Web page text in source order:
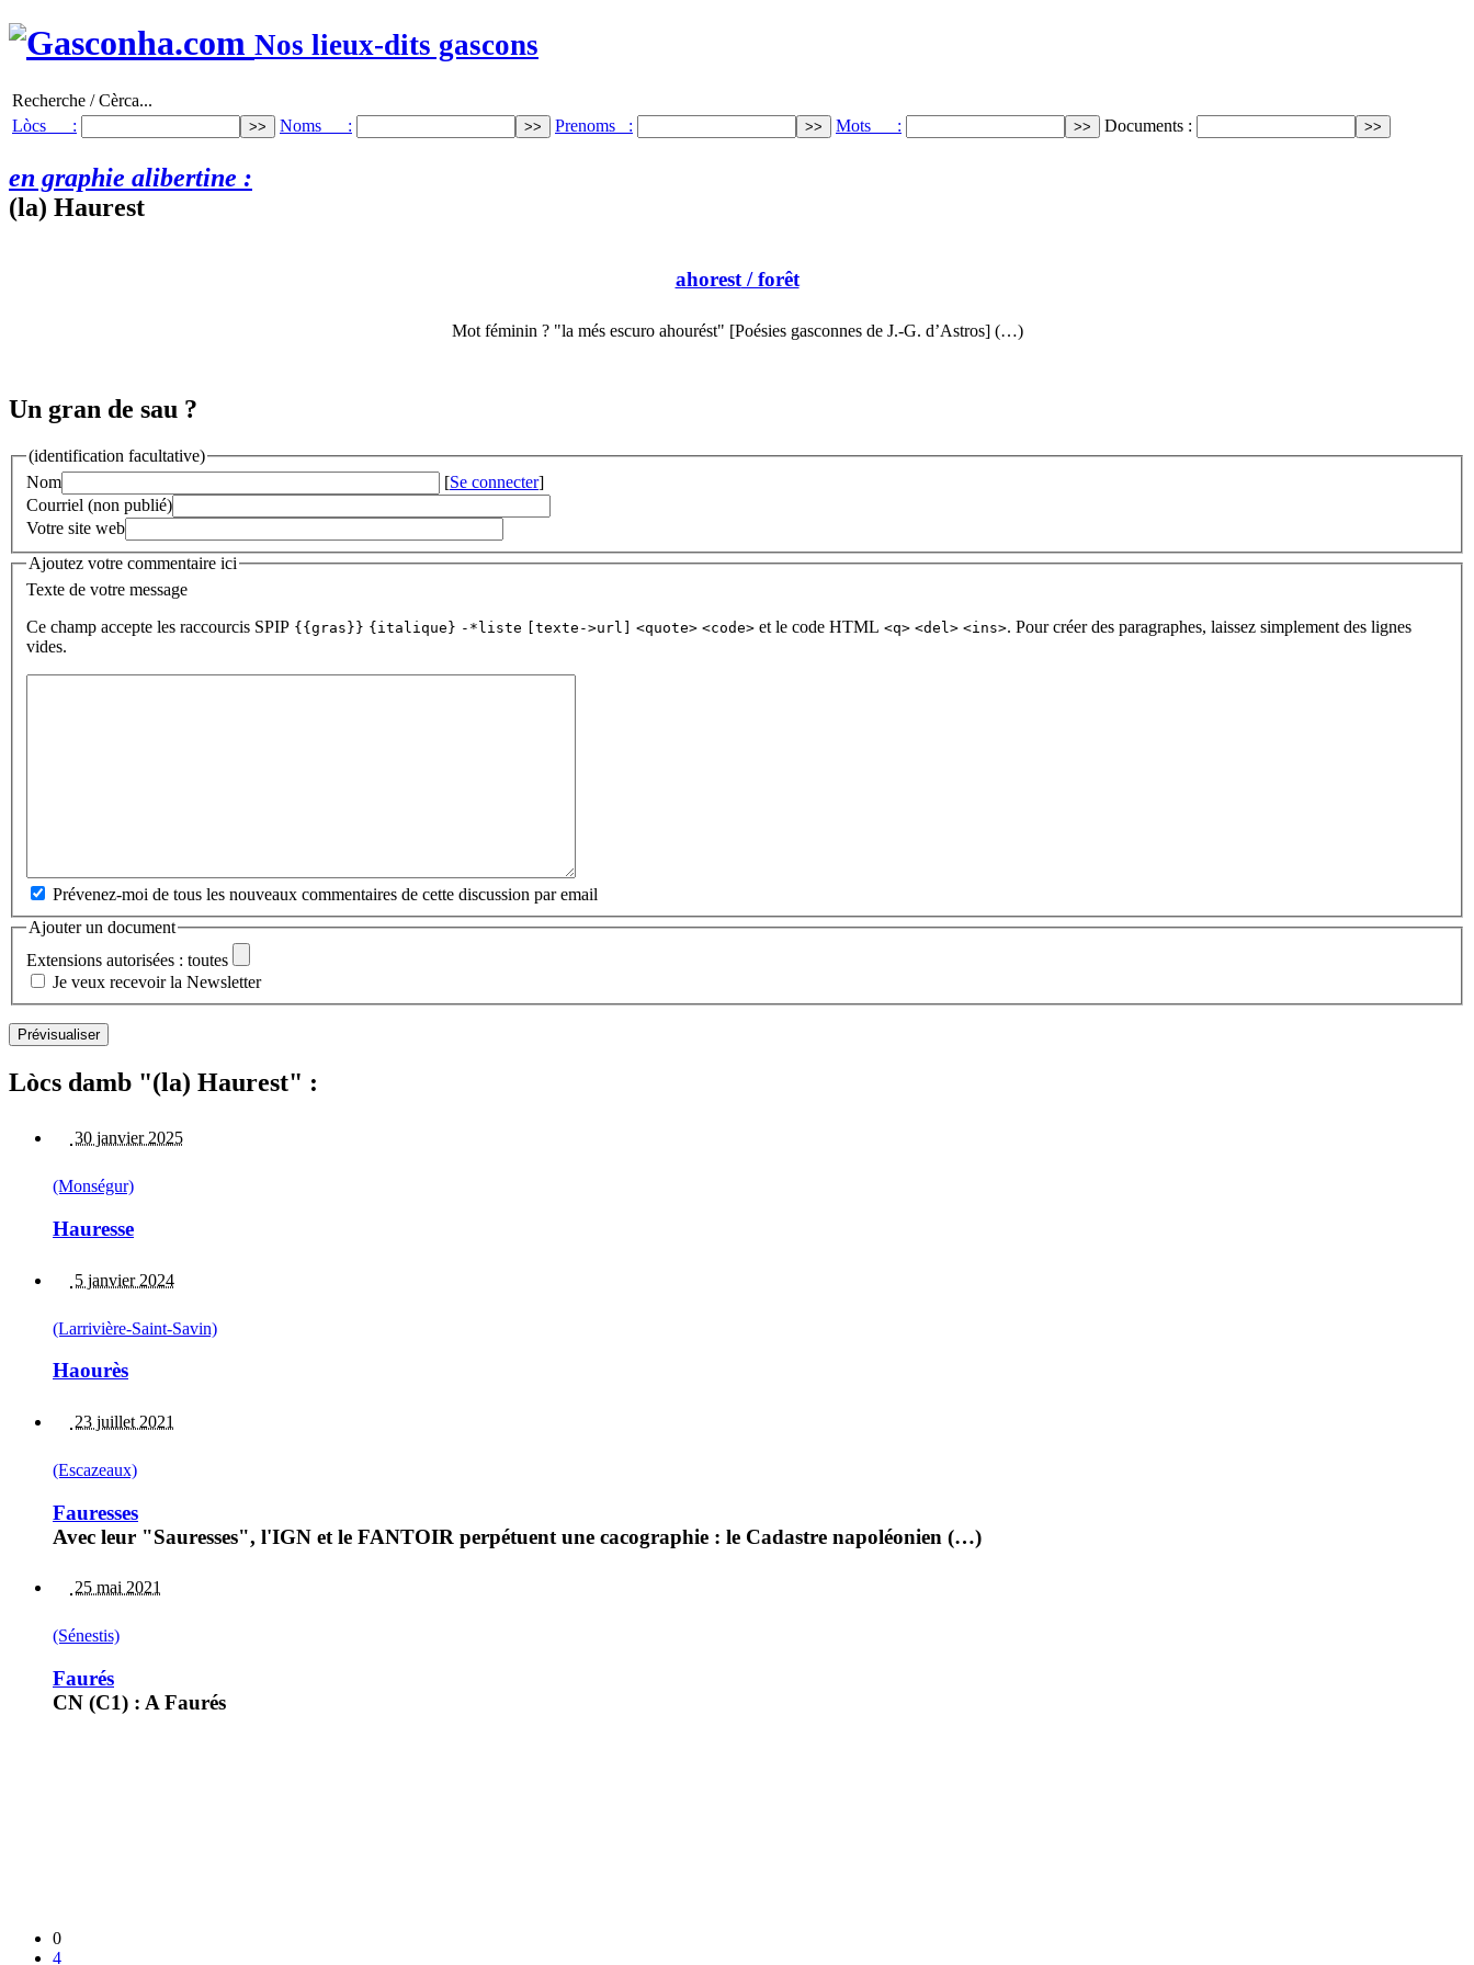
Nos lieux-dits gascons
Recherche / Cèrca...
Lòcs :
Noms : Prenoms : Mots : Documents :
en graphie alibertine :
(la) Haurest
ahorest/ forêt
Mot féminin ? "la més escuro ahourést" [Poésies gasconnes de J.-G. d’Astros] (…)
Un gran de sau ?
(identification facultative)
Nom
[Se connecter]
Courriel (non publié)
Votre site web
Ajoutez votre commentaire ici
Texte de votre message
Ce champ accepte les raccourcis SPIP {{gras}} {italique} -*liste [texte->url] <quote> <code> et le code HTML <q> <del> <ins>. Pour créer des paragraphes, laissez simplement des lignes
vides.
Prévenez-moi de tous les nouveaux commentaires de cette discussion par email
Ajouter un document
Extensions autorisées : toutes
Je veux recevoir la Newsletter
Lòcs damb "(la) Haurest" :
30 janvier 2025
(Monségur)
Hauresse
5 janvier 2024
(Larrivière-Saint-Savin)
Haourès
23 juillet 2021
(Escazeaux)
Fauresses
Avec leur "Sauresses", l'IGN et le FANTOIR perpétuent une cacographie : le Cadastre napoléonien (…)
25 mai 2021
(Sénestis)
Faurés
CN (C1) : A Faurés
0
4